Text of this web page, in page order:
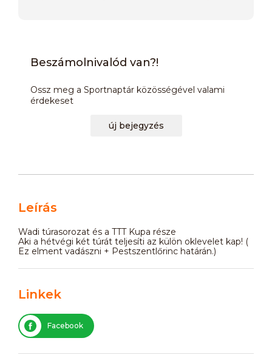
Beszámolnivalód van?!
Ossz meg a Sportnaptár közösségével valami
érdekeset
új bejegyzés
Leírás
Wadi túrasorozat és a TTT Kupa része
Aki a hétvégi két túrát teljesíti az külön oklevelet kap! (
Ez elment vadászni + Pestszentlőrinc határán.)
Linkek
Facebook